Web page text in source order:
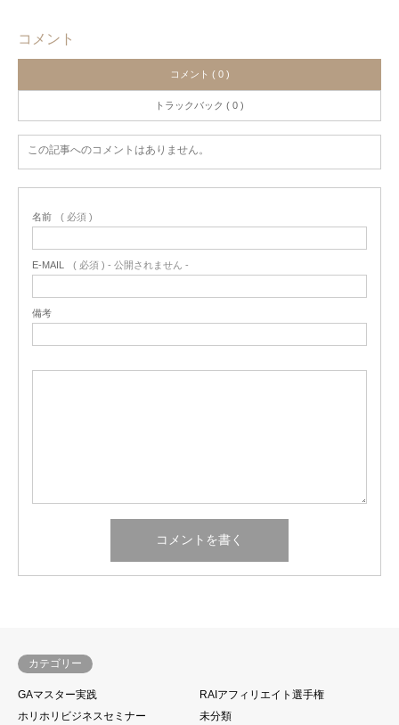
コメント
コメント ( 0 )
トラックバック ( 0 )
この記事へのコメントはありません。
名前 ( 必須 )
E-MAIL ( 必須 ) - 公開されません -
備考
カテゴリー
GAマスター実践
RAIアフィリエイト選手権
ホリホリビジネスセミナー
未分類